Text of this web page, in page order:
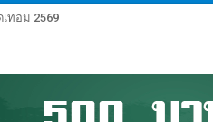
ทอม 2569